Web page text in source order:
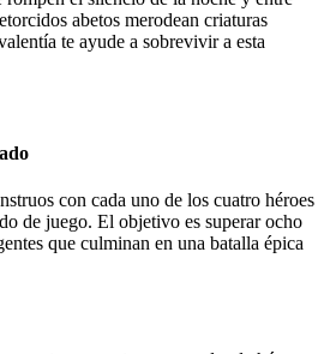
abetos merodean criaturas
te ayude a sobrevivir a esta
con cada uno de los cuatro héroes
de juego. El objetivo es superar ocho
que culminan en una batalla épica